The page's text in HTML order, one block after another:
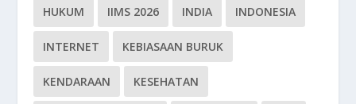
HUKUM IIMS 2026 INDIA INDONESIA
INTERNET KEBIASAAN BURUK
KENDARAAN KESEHATAN